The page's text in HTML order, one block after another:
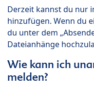
Derzeit kannst du nur
hinzufügen. Wenn du
du unter dem
Dateianhänge
Wie kann ich
melden?